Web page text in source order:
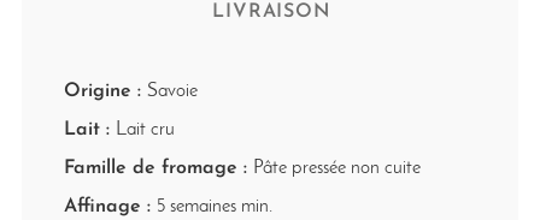
LIVRAISON
Origine : Savoie
Lait : Lait cru
Famille de fromage : Pâte pressée non cuite
Affinage : 5 semaines min.